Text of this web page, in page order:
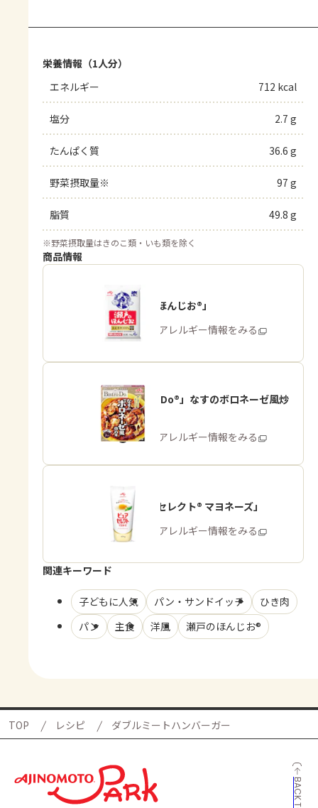
栄養情報（1人分）
エネルギー
712 kcal
塩分 2.7 g
たんぱく質 36.6 g
野菜摂取量※ 97 g
脂質 49.8 g
※野菜摂取量はきのこ類・いも類を除く
商品情報
「瀬戸のほんじお®」
商品・アレルギー情報をみる
「Bistro Do®」なすのボロネーゼ風炒
め用
商品・アレルギー情報をみる
「ピュアセレクト® マヨネーズ」
商品・アレルギー情報をみる
関連キーワード
子どもに人気 パン・サンドイッチ
ひき肉
パン
主食 洋風 瀬戸のほんじお®
TOP レシピ ダブルミートハンバーガー